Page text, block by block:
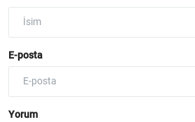
E-posta
Yorum